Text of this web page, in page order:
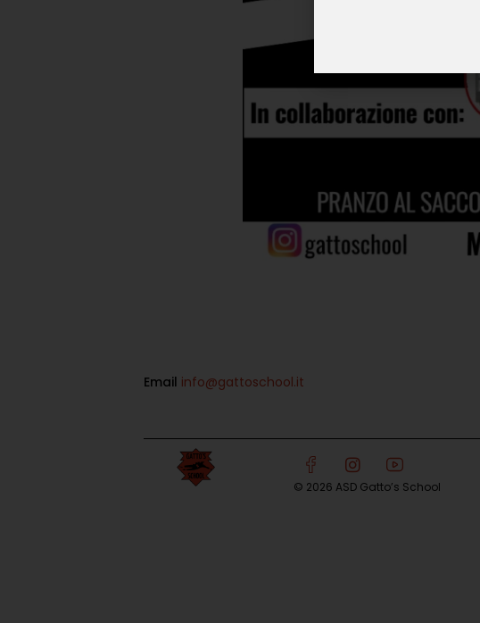
Email info@gattoschool.it
© 2026 ASD Gatto’s School